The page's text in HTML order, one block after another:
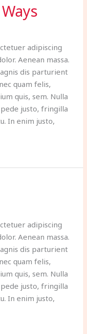
adipiscing
Aenean massa.
dis parturient
quam felis,
quis, sem. Nulla
pede justo, fringilla
In enim justo,
adipiscing
Aenean massa.
dis parturient
quam felis,
quis, sem. Nulla
pede justo, fringilla
In enim justo,